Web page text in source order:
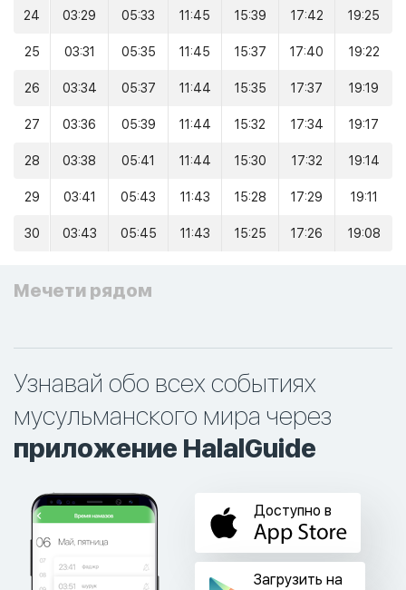
24 03:29 05:33 11:45 15:39 17:42 19:25
25 03:31 05:35 11:45 15:37 17:40 19:22
26 03:34 05:37 11:44 15:35 17:37 19:19
27 03:36 05:39 11:44 15:32 17:34 19:17
28 03:38 05:41 11:44 15:30 17:32 19:14
29 03:41 05:43 11:43 15:28 17:29 19:11
30 03:43 05:45 11:43 15:25 17:26 19:08
Мечети рядом
Узнавай обо всех событиях
мусульманского мира через
приложение HalalGuide
Доступно в
Загрузить на